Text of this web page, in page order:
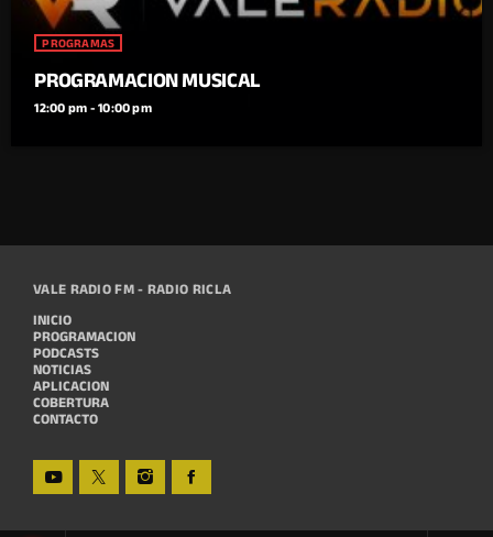
PROGRAMAS
PROGRAMACION MUSICAL
12:00 pm - 10:00 pm
VALE RADIO FM - RADIO RICLA
INICIO
PROGRAMACION
PODCASTS
NOTICIAS
APLICACION
COBERTURA
CONTACTO